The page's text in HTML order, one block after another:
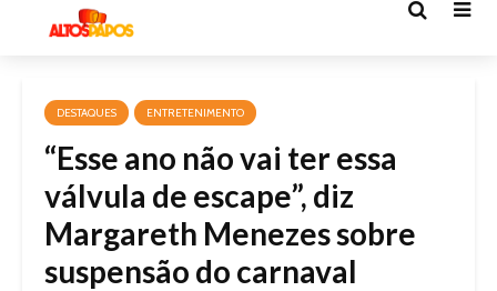
DESTAQUES ENTRETENIMENTO
“Esse ano não vai ter essa
válvula de escape”, diz
Margareth Menezes sobre
suspensão do carnaval